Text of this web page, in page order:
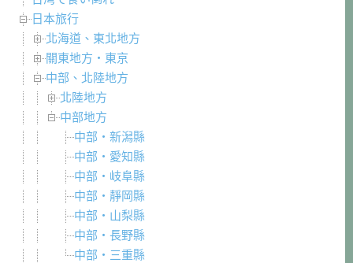
日本旅行
北海道、東北地方
關東地方・東京
中部、北陸地方
北陸地方
中部地方
中部・新潟縣
中部・愛知縣
中部・岐阜縣
中部・靜岡縣
中部・山梨縣
中部・長野縣
中部・三重縣